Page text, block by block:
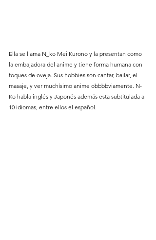
Ella se llama N_ko Mei Kurono y la presentan como
la embajadora del anime y tiene forma humana con
toques de oveja. Sus hobbies son cantar, bailar, el
masaje, y ver muchísimo anime obbbbviamente. N-
Ko habla inglés y Japonés además esta subtitulada a
10 idiomas, entre ellos el español.